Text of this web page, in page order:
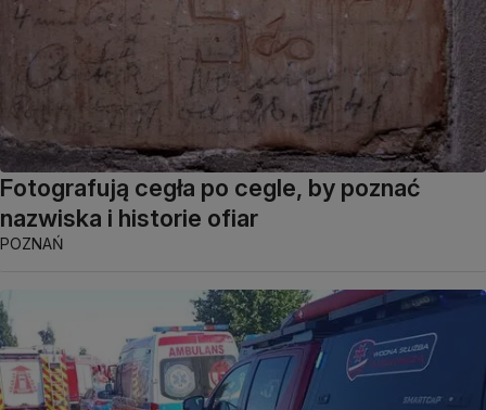
Fotografują cegła po cegle, by poznać
nazwiska i historie ofiar
POZNAŃ